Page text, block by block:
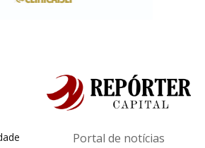
Portal de notícias